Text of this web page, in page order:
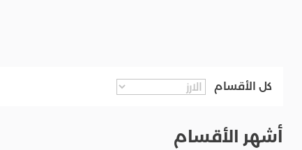
كل الأقسام
أشهر الأقسام